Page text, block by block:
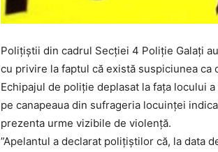
Polițiștii din cadrul Secției 4 Poliție Galați
cu privire la faptul că există suspiciunea ca
Echipajul de poliție deplasat la fața locului
pe canapeaua din sufrageria locuinței
prezenta urme vizibile de violență.
”Apelantul a declarat polițiștilor că, la data